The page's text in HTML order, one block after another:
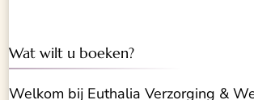
Wat wilt u boeken?
Welkom bij Euthalia Verzorging &